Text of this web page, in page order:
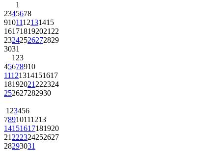
1
2345678
9101112131415
161718192021 22
23242526272829
3031
1 23
45678910
11121314151617
18192021 222324
252627282930
1 23456
78910111213
14151617181920
21 222324252627
28293031